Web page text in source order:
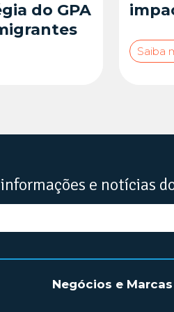
do GPA
Saiba
e notícias
Negócios e Marcas